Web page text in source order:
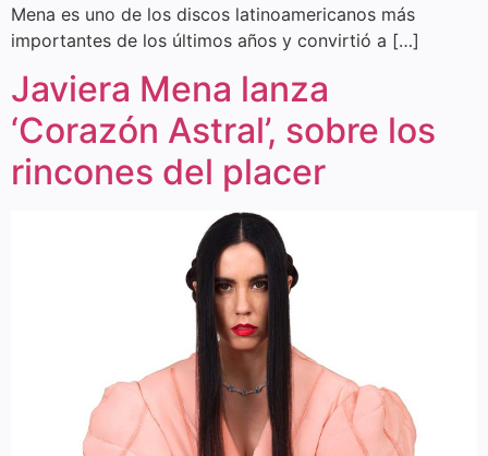
Mena es uno de los discos latinoamericanos más
importantes de los últimos años y convirtió a […]
Javiera Mena lanza
‘Corazón Astral’, sobre los
rincones del placer